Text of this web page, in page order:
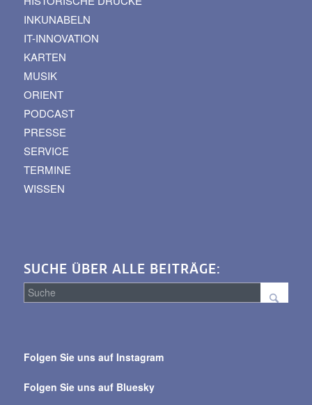
INKUNABELN
IT-INNOVATION
KARTEN
MUSIK
ORIENT
PODCAST
PRESSE
SERVICE
TERMINE
WISSEN
SUCHE ÜBER ALLE BEITRÄGE:
alle
Folgen Sie uns auf Instagram
Folgen Sie uns auf Bluesky